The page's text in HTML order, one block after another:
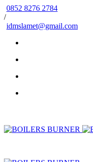
0852 8276 2784
/
idmslamet@gmail.com